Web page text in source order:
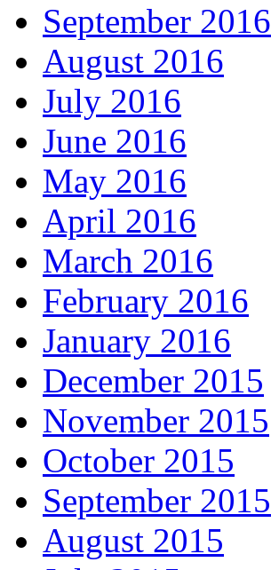
September 2016
August 2016
July 2016
June 2016
May 2016
April 2016
March 2016
February 2016
January 2016
December 2015
November 2015
October 2015
September 2015
August 2015